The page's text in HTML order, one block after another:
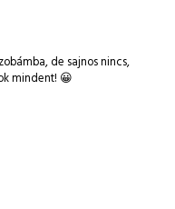
de sajnos nincs,
mindent! 😀